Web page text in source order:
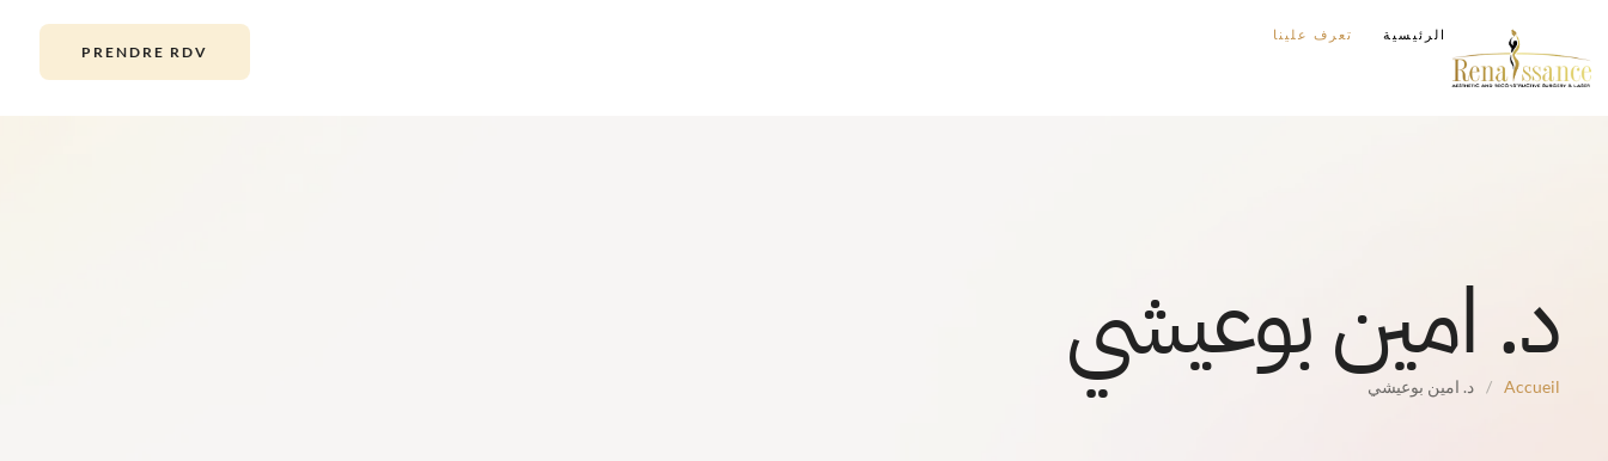
الرئيسية تعرف علينا
PRENDRE RDV
د. امين بوعيشي
Accueil
/ د. امين بوعيشي